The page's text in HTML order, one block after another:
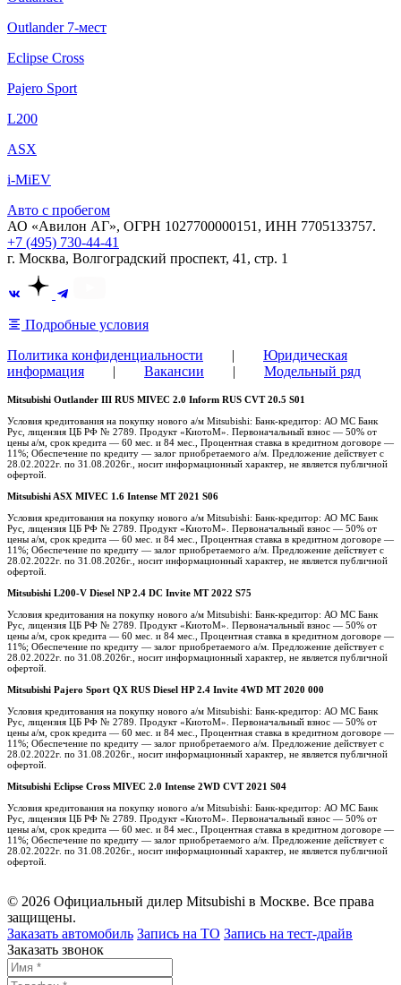
Outlander 7-мест
Eclipse Cross
Pajero Sport
L200
ASX
i-MiEV
Авто с пробегом
АО «Авилон АГ», ОГРН 1027700000151, ИНН 7705133757.
+7 (495) 730-44-41
г. Москва, Волгоградский проспект, 41, стр. 1
Подробные условия
Политика конфиденциальности | Юридическая
информация | Вакансии | Модельный ряд
Mitsubishi Outlander III RUS MIVEC 2.0 Inform RUS CVT 20.5 S01
Условия кредитования на покупку нового а/м Mitsubishi: Банк-кредитор: АО МС Банк
Рус, лицензия ЦБ РФ № 2789. Продукт «КиотоМ». Первоначальный взнос — 50% от
цены а/м, срок кредита — 60 мес. и 84 мес., Процентная ставка в кредитном договоре —
11%; Обеспечение по кредиту — залог приобретаемого а/м. Предложение действует с
28.02.2022г. по 31.08.2026г., носит информационный характер, не является публичной
офертой.
Mitsubishi ASX MIVEC 1.6 Intense MT 2021 S06
Условия кредитования на покупку нового а/м Mitsubishi: Банк-кредитор: АО МС Банк
Рус, лицензия ЦБ РФ № 2789. Продукт «КиотоМ». Первоначальный взнос — 50% от
цены а/м, срок кредита — 60 мес. и 84 мес., Процентная ставка в кредитном договоре —
11%; Обеспечение по кредиту — залог приобретаемого а/м. Предложение действует с
28.02.2022г. по 31.08.2026г., носит информационный характер, не является публичной
офертой.
Mitsubishi L200-V Diesel NP 2.4 DC Invite MT 2022 S75
Условия кредитования на покупку нового а/м Mitsubishi: Банк-кредитор: АО МС Банк
Рус, лицензия ЦБ РФ № 2789. Продукт «КиотоМ». Первоначальный взнос — 50% от
цены а/м, срок кредита — 60 мес. и 84 мес., Процентная ставка в кредитном договоре —
11%; Обеспечение по кредиту — залог приобретаемого а/м. Предложение действует с
28.02.2022г. по 31.08.2026г., носит информационный характер, не является публичной
офертой.
Mitsubishi Pajero Sport QX RUS Diesel HP 2.4 Invite 4WD MT 2020 000
Условия кредитования на покупку нового а/м Mitsubishi: Банк-кредитор: АО МС Банк
Рус, лицензия ЦБ РФ № 2789. Продукт «КиотоМ». Первоначальный взнос — 50% от
цены а/м, срок кредита — 60 мес. и 84 мес., Процентная ставка в кредитном договоре —
11%; Обеспечение по кредиту — залог приобретаемого а/м. Предложение действует с
28.02.2022г. по 31.08.2026г., носит информационный характер, не является публичной
офертой.
Mitsubishi Eclipse Cross MIVEC 2.0 Intense 2WD CVT 2021 S04
Условия кредитования на покупку нового а/м Mitsubishi: Банк-кредитор: АО МС Банк
Рус, лицензия ЦБ РФ № 2789. Продукт «КиотоМ». Первоначальный взнос — 50% от
цены а/м, срок кредита — 60 мес. и 84 мес., Процентная ставка в кредитном договоре —
11%; Обеспечение по кредиту — залог приобретаемого а/м. Предложение действует с
28.02.2022г. по 31.08.2026г., носит информационный характер, не является публичной
офертой.
© 2026 Официальный дилер Mitsubishi в Москве. Все права
защищены.
Заказать автомобиль Запись на ТО Запись на тест-драйв
Заказать звонок